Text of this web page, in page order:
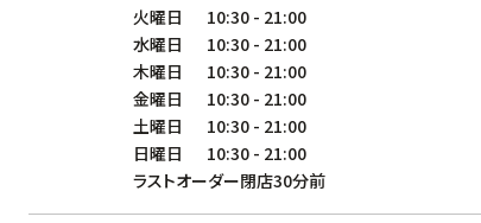
火曜日
10:30 - 21:00
水曜日
10:30 - 21:00
木曜日
10:30 - 21:00
金曜日
10:30 - 21:00
土曜日
10:30 - 21:00
日曜日
10:30 - 21:00
ラストオーダー閉店30分前